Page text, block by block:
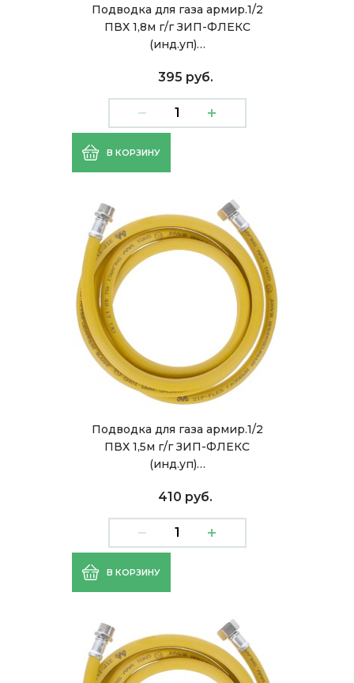
Подводка для газа армир.1/2
ПВХ 1,8м г/г ЗИП-ФЛЕКС
(инд.уп)…
395 руб.
В КОРЗИНУ
Подводка для газа армир.1/2
ПВХ 1,5м г/г ЗИП-ФЛЕКС
(инд.уп)…
410 руб.
В КОРЗИНУ